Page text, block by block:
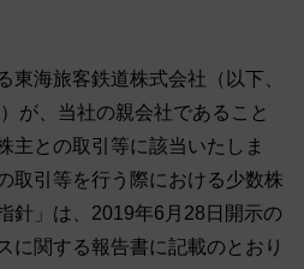
東海旅客鉄道株式会社（以下、
が、当社の親会社であること
主との取引等に該当いたしま
取引等を行う際における少数株
針」は、2019年6月28日開示の
に関する報告書に記載のとおり